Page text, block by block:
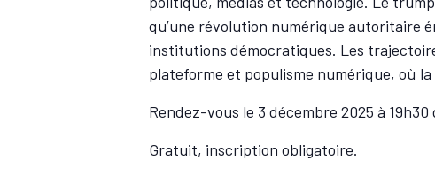
qu’une révolution numérique autoritaire
institutions démocratiques. Les
plateforme et populisme numérique, où
Rendez-vous le 3 décembre 2025 à
Gratuit, inscription obligatoire.